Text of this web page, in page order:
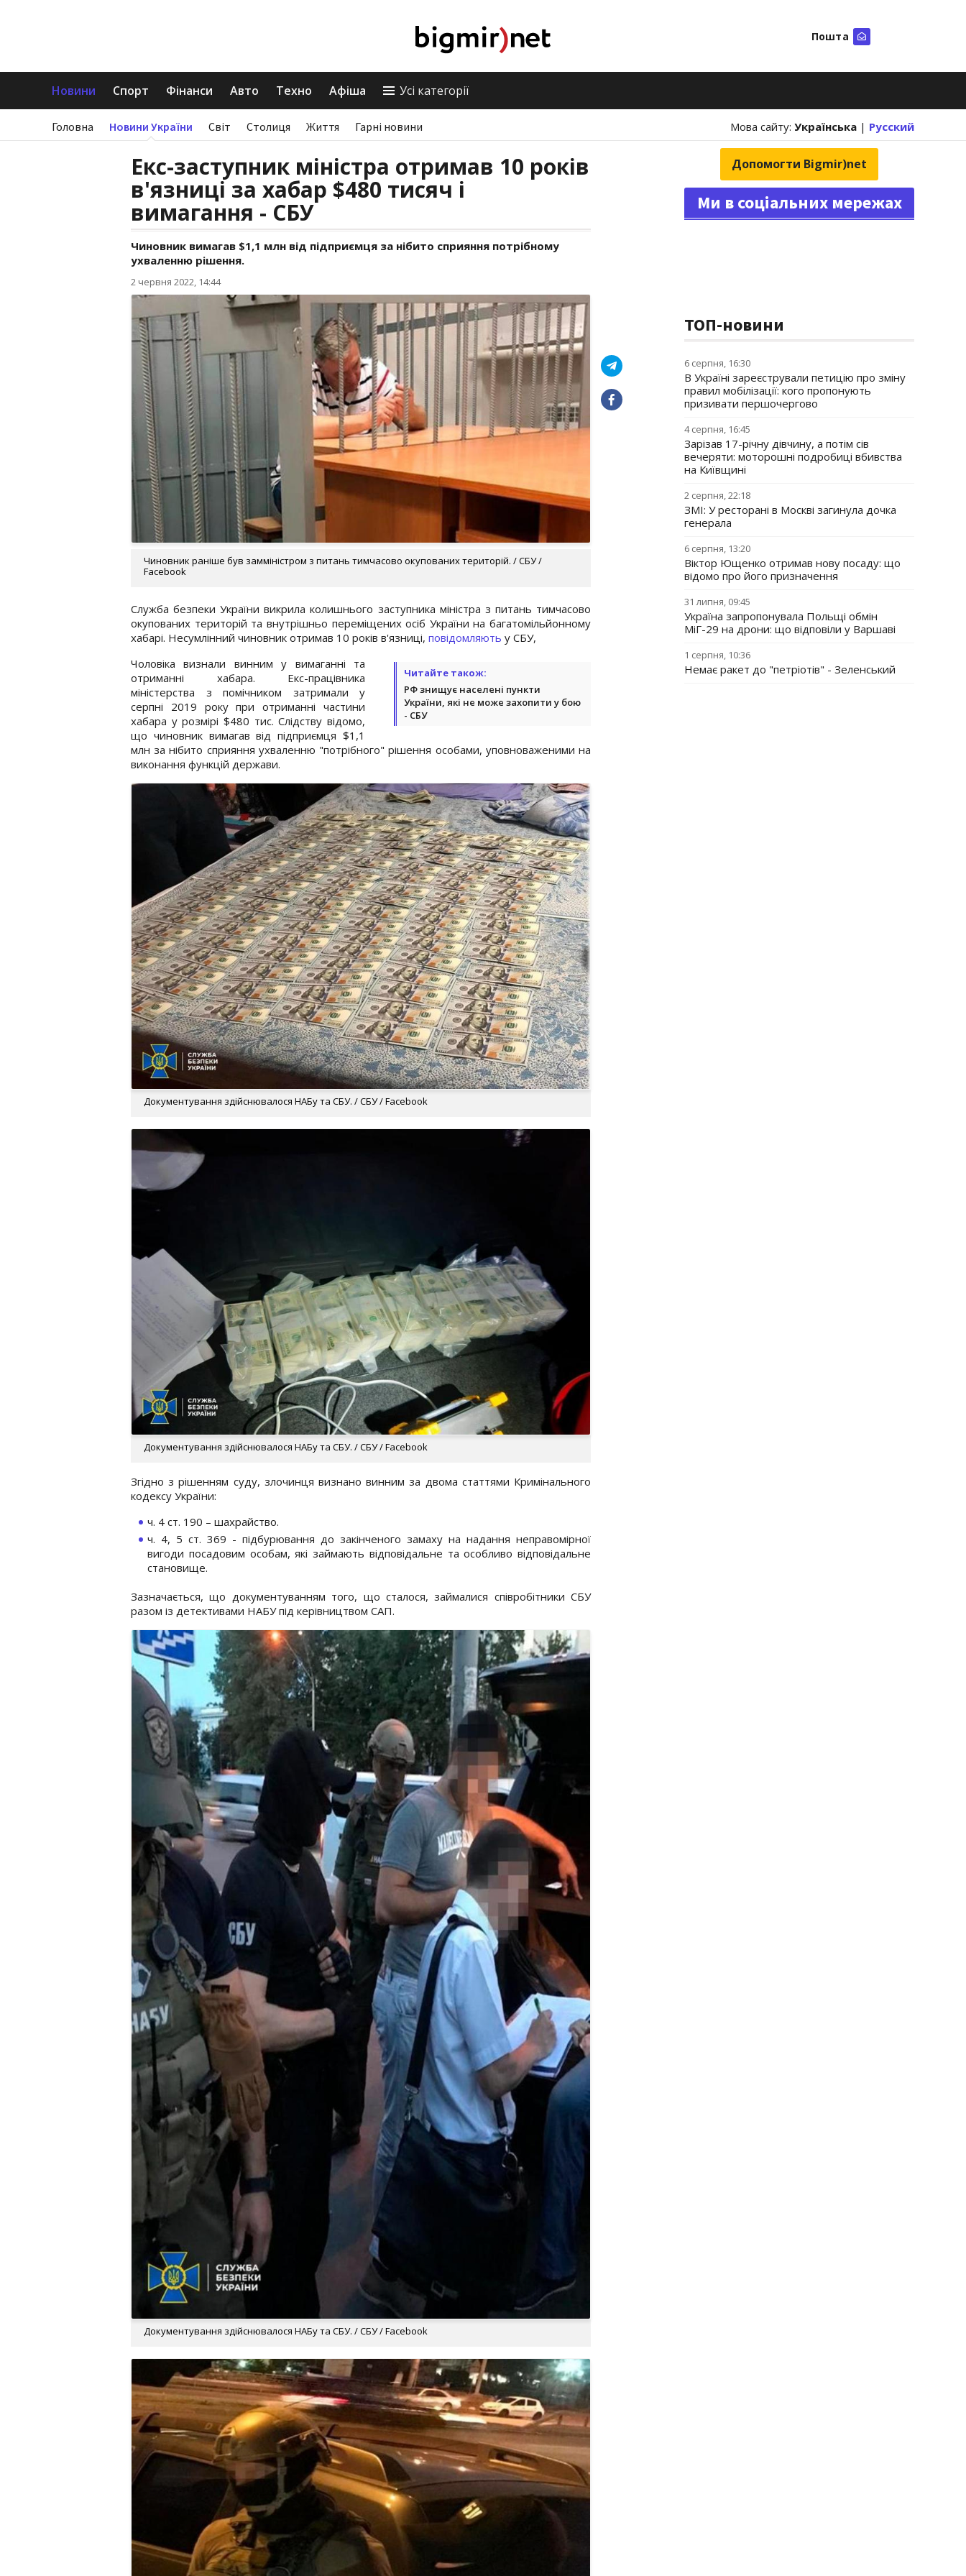
Пошта
Новини Спорт Фінанси Авто Техно Афіша Усі категорії
Головна Новини України Світ Столиця Життя Гарні новини Мова сайту: Українська | Русский
Екс-заступник міністра отримав 10 років
в'язниці за хабар $480 тисяч і
вимагання - СБУ
Чиновник вимагав $1,1 млн від підприємця за нібито сприяння потрібному
ухваленню рішення.
2 червня 2022, 14:44
Чиновник раніше був замміністром з питань тимчасово окупованих територій. / СБУ /
Facebook
Служба безпеки України викрила колишнього заступника міністра з питань тимчасово
окупованих територій та внутрішньо переміщених осіб України на багатомільйонному
хабарі. Несумлінний чиновник отримав 10 років в'язниці, повідомляють у СБУ,
Читайте також:
РФ знищує населені пункти
України, які не може захопити у бою
- СБУ
Чоловіка визнали винним у вимаганні та
отриманні хабара. Екс-працівника
міністерства з помічником затримали у
серпні 2019 року при отриманні частини
хабара у розмірі $480 тис. Слідству відомо,
що чиновник вимагав від підприємця $1,1
млн за нібито сприяння ухваленню "потрібного" рішення особами, уповноваженими на
виконання функцій держави.
Документування здійснювалося НАБу та СБУ. / СБУ / Facebook
Документування здійснювалося НАБу та СБУ. / СБУ / Facebook
Згідно з рішенням суду, злочинця визнано винним за двома статтями Кримінального
кодексу України:
ч. 4 ст. 190 – шахрайство.
ч. 4, 5 ст. 369 - підбурювання до закінченого замаху на надання неправомірної
вигоди посадовим особам, які займають відповідальне та особливо відповідальне
становище.
Зазначається, що документуванням того, що сталося, займалися співробітники СБУ
разом із детективами НАБУ під керівництвом САП.
Документування здійснювалося НАБу та СБУ. / СБУ / Facebook
Допомогти Bigmir)net
Ми в соціальних мережах
ТОП-новини
6 серпня, 16:30
В Україні зареєстрували петицію про зміну
правил мобілізації: кого пропонують
призивати першочергово
4 серпня, 16:45
Зарізав 17-річну дівчину, а потім сів
вечеряти: моторошні подробиці вбивства
на Київщині
2 серпня, 22:18
ЗМІ: У ресторані в Москві загинула дочка
генерала
6 серпня, 13:20
Віктор Ющенко отримав нову посаду: що
відомо про його призначення
31 липня, 09:45
Україна запропонувала Польщі обмін
МіГ-29 на дрони: що відповіли у Варшаві
1 серпня, 10:36
Немає ракет до "петріотів" - Зеленський